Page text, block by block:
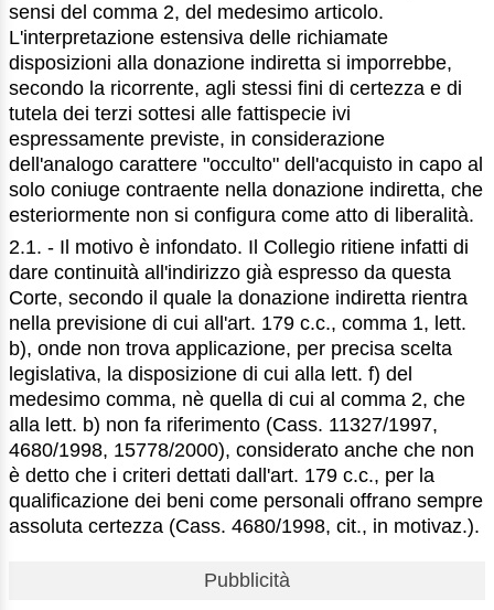
sensi del comma 2, del medesimo articolo.
L'interpretazione estensiva delle richiamate
disposizioni alla donazione indiretta si imporrebbe,
secondo la ricorrente, agli stessi fini di certezza e di
tutela dei terzi sottesi alle fattispecie ivi
espressamente previste, in considerazione
dell'analogo carattere "occulto" dell'acquisto in capo al
solo coniuge contraente nella donazione indiretta, che
esteriormente non si configura come atto di liberalità.
2.1. - Il motivo è infondato. Il Collegio ritiene infatti di
dare continuità all'indirizzo già espresso da questa
Corte, secondo il quale la donazione indiretta rientra
nella previsione di cui all'art. 179 c.c., comma 1, lett.
b), onde non trova applicazione, per precisa scelta
legislativa, la disposizione di cui alla lett. f) del
medesimo comma, nè quella di cui al comma 2, che
alla lett. b) non fa riferimento (Cass. 11327/1997,
4680/1998, 15778/2000), considerato anche che non
è detto che i criteri dettati dall'art. 179 c.c., per la
qualificazione dei beni come personali offrano sempre
assoluta certezza (Cass. 4680/1998, cit., in motivaz.).
Pubblicità